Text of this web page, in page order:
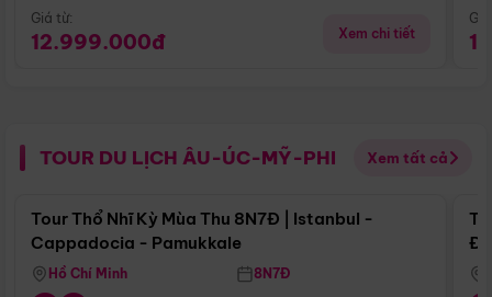
Giá từ:
12.999.000đ Xem chi tiết
TOUR DU LỊCH ÂU-ÚC-MỸ-PHI Xem tất cả
Điểm nổi bật
Tour Thổ Nhĩ Kỳ Mùa Thu 8N7Đ | Istanbul -
Cappadocia - Pamukkale
Hồ Chí Minh 8N7Đ